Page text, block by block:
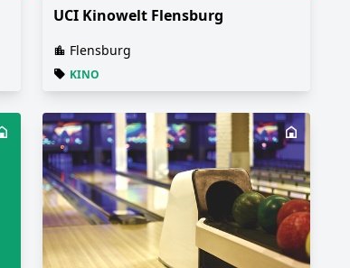
UCI Kinowelt Flensburg
Flensburg
KINO